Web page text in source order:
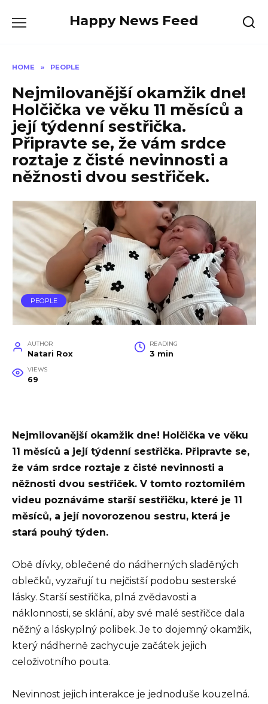
Happy News Feed
HOME » PEOPLE
Nejmilovanější okamžik dne!
Holčička ve věku 11 měsíců a
její týdenní sestřička.
Připravte se, že vám srdce
roztaje z čisté nevinnosti a
něžnosti dvou sestřiček.
PEOPLE
AUTHOR
Natari Rox
READING
3 min
VIEWS
69
Nejmilovanější okamžik dne! Holčička ve věku
11 měsíců a její týdenní sestřička. Připravte se,
že vám srdce roztaje z čisté nevinnosti a
něžnosti dvou sestřiček. V tomto roztomilém
videu poznáváme starší sestřičku, které je 11
měsíců, a její novorozenou sestru, která je
stará pouhý týden.
Obě dívky, oblečené do nádherných sladěných
oblečků, vyzařují tu nejčistší podobu sesterské
lásky. Starší sestřička, plná zvědavosti a
náklonnosti, se sklání, aby své malé sestřičce dala
něžný a láskyplný polibek. Je to dojemný okamžik,
který nádherně zachycuje začátek jejich
celoživotního pouta.
Nevinnost jejich interakce je jednoduše kouzelná.